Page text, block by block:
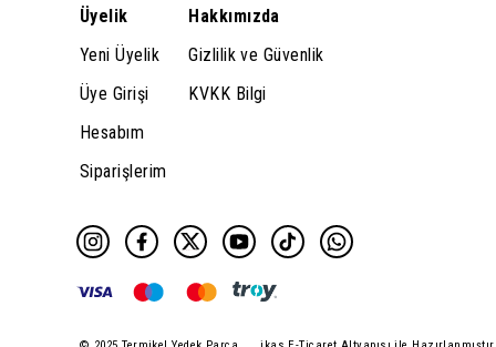
Üyelik
Yeni Üyelik
Üye Girişi
Hesabım
Siparişlerim
Hakkımızda
Gizlilik ve Güvenlik
KVKK Bilgi